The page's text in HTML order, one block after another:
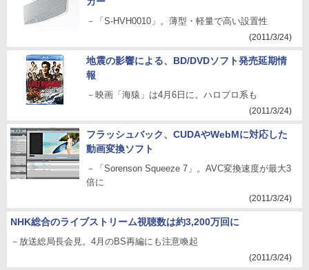
－「S-HVH0010」。薄型・軽量で高い設置性
(2011/3/24)
地震の影響による、BD/DVDソフト発売延期情
報
－映画「海猿」は4月6日に。ハロプロ系も
(2011/3/24)
フラッシュバック、CUDAやWebMに対応した
動画変換ソフト
－「Sorenson Squeeze 7」。AVC変換速度が最大3
倍に
(2011/3/24)
NHK総合のライブストリーム視聴数は約3,200万回に
－放送総局長会見。4月のBS再編にも注意喚起
(2011/3/24)